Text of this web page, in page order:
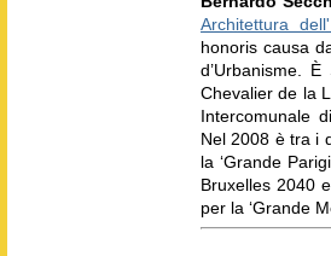
Architettura
honoris causa
d’Urbanisme.
Chevalier de la
Intercomunale
Nel 2008 è tra i
la ‘Grande
Bruxelles 2040
per la ‘Grande